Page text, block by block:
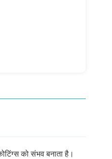
को संभव बनाता है।